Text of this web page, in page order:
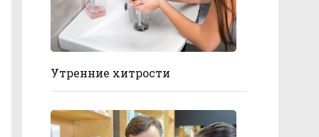
Утренние хитрости